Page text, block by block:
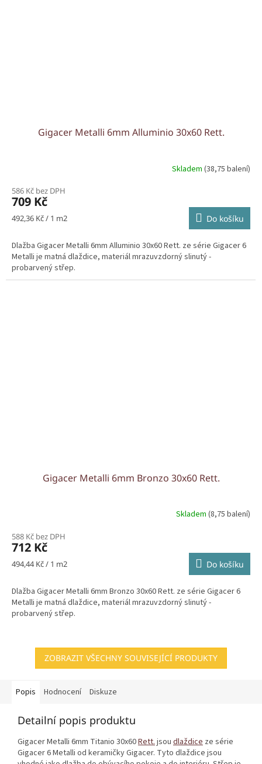
Gigacer Metalli 6mm Alluminio 30x60 Rett.
Skladem (38,75 balení)
586 Kč bez DPH
709 Kč
Měrná
492,36 Kč / 1 m2 Do košíku
Dlažba Gigacer Metalli 6mm Alluminio 30x60 Rett. ze série Gigacer 6
Metalli je matná dlaždice, materiál mrazuvzdorný slinutý -
probarvený střep.
Gigacer Metalli 6mm Bronzo 30x60 Rett.
Skladem (8,75 balení)
588 Kč bez DPH
712 Kč
Měrná
494,44 Kč / 1 m2 Do košíku
Dlažba Gigacer Metalli 6mm Bronzo 30x60 Rett. ze série Gigacer 6
Metalli je matná dlaždice, materiál mrazuvzdorný slinutý -
probarvený střep.
ZOBRAZIT VŠECHNY SOUVISEJÍCÍ PRODUKTY
Popis Hodnocení Diskuze
Detailní popis produktu
Gigacer Metalli 6mm Titanio 30x60Rett. jsou dlaždice ze série
Gigacer 6 Metalli od keramičky Gigacer. Tyto dlaždice jsou